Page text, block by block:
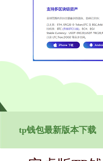
tp钱包最新版本下载